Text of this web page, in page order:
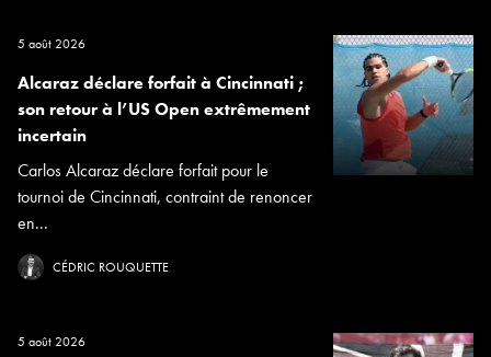
5 août 2026
Alcaraz déclare forfait à Cincinnati ;
son retour à l’US Open extrêmement
incertain
Carlos Alcaraz déclare forfait pour le
tournoi de Cincinnati, contraint de renoncer
en...
CÉDRIC ROUQUETTE
5 août 2026